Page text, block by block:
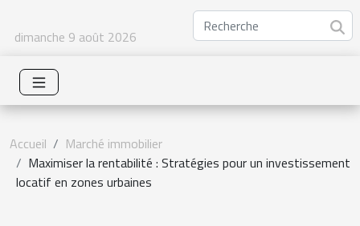
dimanche 9 août 2026
Accueil
Marché immobilier
Maximiser la rentabilité : Stratégies pour un investissement
locatif en zones urbaines